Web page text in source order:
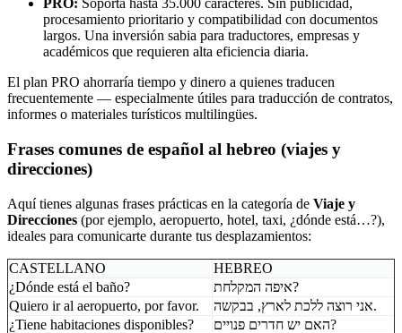
PRO: Soporta hasta 35.000 caracteres. Sin publicidad,
procesamiento prioritario y compatibilidad con documentos
largos. Una inversión sabia para traductores, empresas y
académicos que requieren alta eficiencia diaria.
El plan PRO ahorraría tiempo y dinero a quienes traducen
frecuentemente — especialmente útiles para traducción de contratos,
informes o materiales turísticos multilingües.
Frases comunes de español al hebreo (viajes y
direcciones)
Aquí tienes algunas frases prácticas en la categoría de Viaje y
Direcciones (por ejemplo, aeropuerto, hotel, taxi, ¿dónde está…?),
ideales para comunicarte durante tus desplazamientos:
CASTELLANO
HEBREO
¿Dónde está el baño?
איפה המקלחת?
Quiero ir al aeropuerto, por favor.
אני רוצה ללכת לארץ, בבקשה.
¿Tiene habitaciones disponibles?
האם יש חדרים פנויים?